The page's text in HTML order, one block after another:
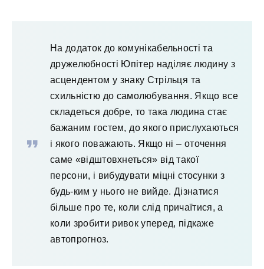
На додаток до комунікабельності та
дружелюбності Юпітер наділяє людину з
асцендентом у знаку Стрільця та
схильністю до самолюбування. Якщо все
складеться добре, то така людина стає
бажаним гостем, до якого прислухаються
і якого поважають. Якщо ні – оточення
саме «відштовхнеться» від такої
персони, і вибудувати міцні стосунки з
будь-ким у нього не вийде. Дізнатися
більше про те, коли слід причаїтися, а
коли зробити ривок уперед, підкаже
автопрогноз.